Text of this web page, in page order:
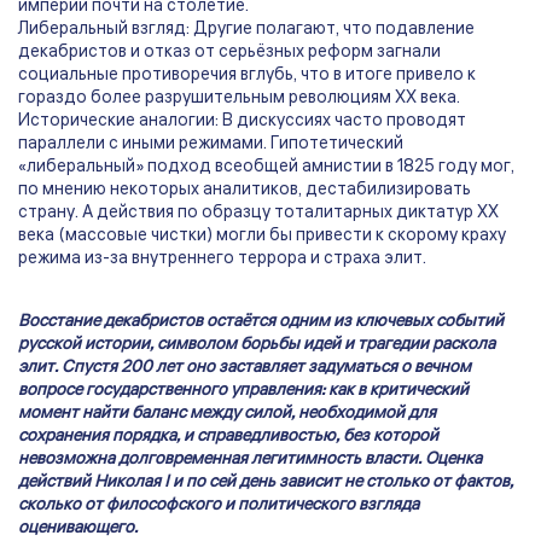
империи почти на столетие.
Либеральный взгляд: Другие полагают, что подавление
декабристов и отказ от серьёзных реформ загнали
социальные противоречия вглубь, что в итоге привело к
гораздо более разрушительным революциям XX века.
Исторические аналогии: В дискуссиях часто проводят
параллели с иными режимами. Гипотетический
«либеральный» подход всеобщей амнистии в 1825 году мог,
по мнению некоторых аналитиков, дестабилизировать
страну. А действия по образцу тоталитарных диктатур XX
века (массовые чистки) могли бы привести к скорому краху
режима из-за внутреннего террора и страха элит.
Восстание декабристов остаётся одним из ключевых событий
русской истории, символом борьбы идей и трагедии раскола
элит. Спустя 200 лет оно заставляет задуматься о вечном
вопросе государственного управления: как в критический
момент найти баланс между силой, необходимой для
сохранения порядка, и справедливостью, без которой
невозможна долговременная легитимность власти. Оценка
действий Николая I и по сей день зависит не столько от фактов,
сколько от философского и политического взгляда
оценивающего.